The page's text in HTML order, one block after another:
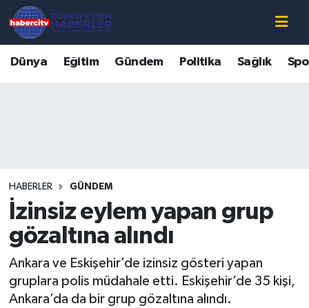
Dünya Eğitim Gündem Politika Sağlık
HABERLER GÜNDEM
İzinsiz eylem yapan grup
gözaltına alındı
Ankara ve Eskişehir’de izinsiz gösteri yapan
gruplara polis müdahale etti. Eskişehir’de 35 kişi,
Ankara’da da bir grup gözaltına alındı.
Süper Lig Puan Durumu ve Fikstür
Tüm Manşetler
Son Dakika Haberleri
Haber Arşivi